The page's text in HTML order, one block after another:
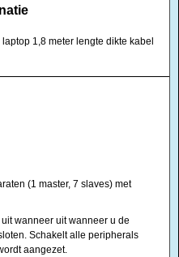
1,8 meter lengte dikte kabel
(1 master, 7 slaves) met
wanneer uit wanneer u de
Schakelt alle peripherals
aangezet.